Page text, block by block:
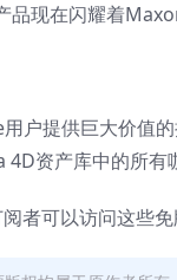
现在闪耀着
户提供巨大价值
资产库中的所有
者可以访问这些免